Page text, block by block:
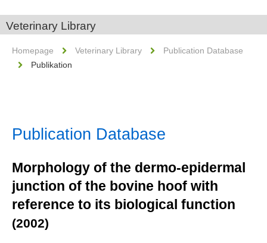
Veterinary Library
Homepage Veterinary Library
Publication Database
Publikation
Publication Database
Morphology of the dermo-epidermal
junction of the bovine hoof with
reference to its biological function
(2002)